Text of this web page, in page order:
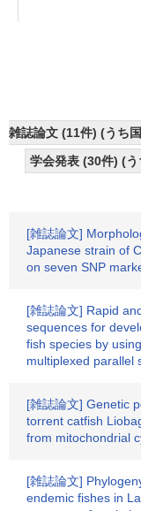
雑誌論文 (11件) (うち
学会発表 (30件) (
[雑誌論文]
Japanese strain of
on seven SNP
[雑誌論文] Rapid
sequences for
fish species by
multiplexed parallel
[雑誌論文] Genetic
torrent catfish
from mitochondrial
[雑誌論文]
endemic fishes in